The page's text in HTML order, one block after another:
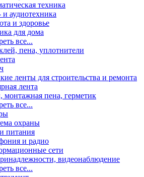
техника
и аудиотехника
и здоровье
для дома
все...
пена, уплотнители
ленты для строительства и ремонта
лента
монтажная пена, герметик
все...
охраны
питания
и радио
сети
видеонаблюдение
все...